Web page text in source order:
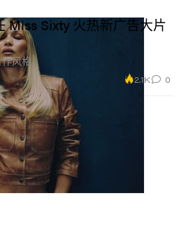
Miss Sixty 火热新广告大片
风格。
2.1K 0